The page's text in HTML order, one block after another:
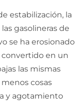
estabilización, la
gasolineras de
se ha erosionado
convertido en un
las mismas
cosas
y agotamiento